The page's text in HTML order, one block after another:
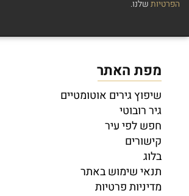
הפרטיותשלנו.
מפת האתר
שיפוץ גירים אוטומטיים
גיר רובוטי
חפש לפי עיר
קישורים
בלוג
תנאי שימוש באתר
מדיניות פרטיות